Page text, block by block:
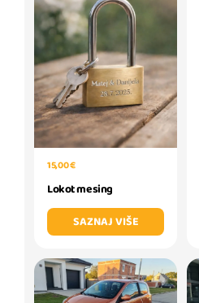
15,00 €
Lokot mesing
SAZNAJ VIŠE